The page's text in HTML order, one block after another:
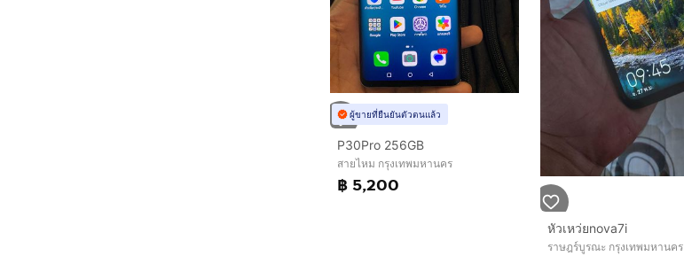
ผู้ขายที่ยืนยันตัวตนแล้ว
P30Pro 256GB
สายไหม กรุงเทพมหานคร
฿ 5,200
หัวเหว่ยnova7i
ราษฎร์บูรณะ กรุงเทพมหานคร